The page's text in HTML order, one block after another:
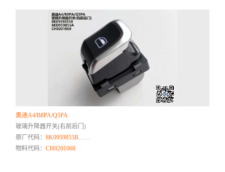
奥迪A4/B8PA/Q5PA
玻璃升降器开关(右前后门)
原厂代码：8K0959855B……
物料代码：CH0201068